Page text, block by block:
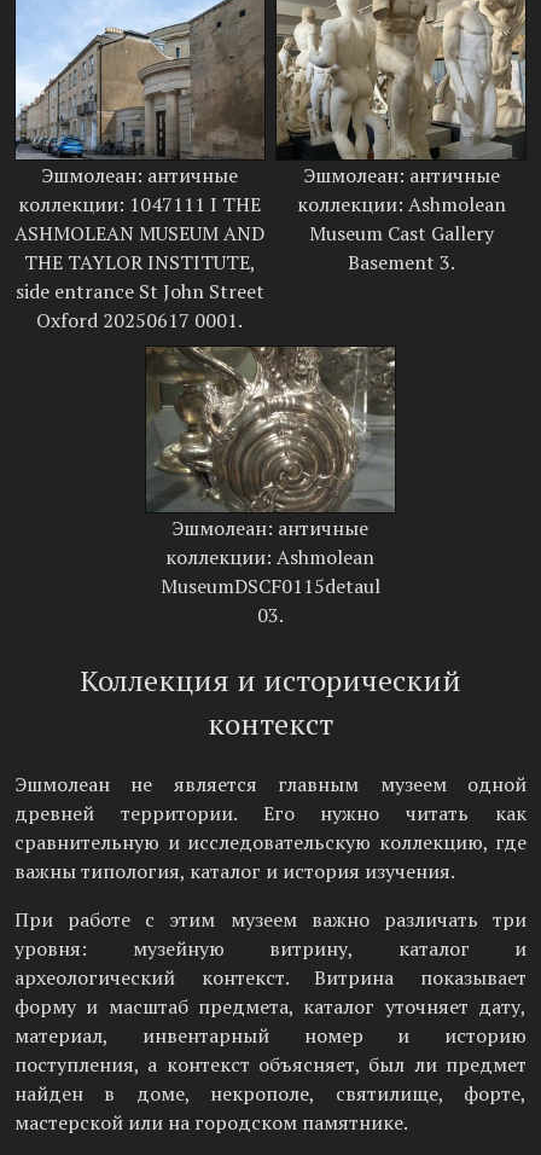
Эшмолеан: античные
коллекции: 1047111 I THE
ASHMOLEAN MUSEUM AND
THE TAYLOR INSTITUTE,
side entrance St John Street
Oxford 20250617 0001.
Эшмолеан: античные
коллекции: Ashmolean
Museum Cast Gallery
Basement 3.
Эшмолеан: античные
коллекции: Ashmolean
MuseumDSCF0115detaul
03.
Коллекция и исторический
контекст
Эшмолеан не является главным музеем одной
древней территории. Его нужно читать как
сравнительную и исследовательскую коллекцию, где
важны типология, каталог и история изучения.
При работе с этим музеем важно различать три
уровня: музейную витрину, каталог и
археологический контекст. Витрина показывает
форму и масштаб предмета, каталог уточняет дату,
материал, инвентарный номер и историю
поступления, а контекст объясняет, был ли предмет
найден в доме, некрополе, святилище, форте,
мастерской или на городском памятнике.